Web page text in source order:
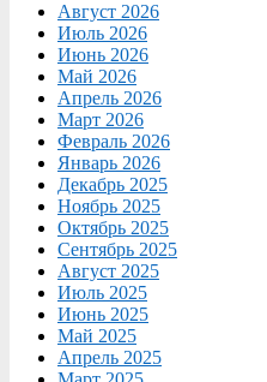
Август 2026
Июль 2026
Июнь 2026
Май 2026
Апрель 2026
Март 2026
Февраль 2026
Январь 2026
Декабрь 2025
Ноябрь 2025
Октябрь 2025
Сентябрь 2025
Август 2025
Июль 2025
Июнь 2025
Май 2025
Апрель 2025